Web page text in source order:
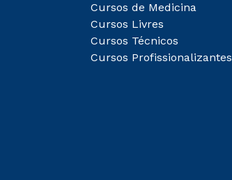
Cursos de Medicina
Cursos Livres
Cursos Técnicos
Cursos Profissionalizantes